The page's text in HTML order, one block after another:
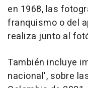
en 1968, las
franquismo o del
realiza junto al
También incluye
nacional', sobre